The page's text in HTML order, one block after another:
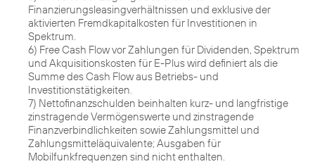
Finanzierungsleasingverhältnissen und exklusive der
aktivierten Fremdkapitalkosten für Investitionen in
Spektrum.
6) Free Cash Flow vor Zahlungen für Dividenden, Spektrum
und Akquisitionskosten für E-Plus wird definiert als die
Summe des Cash Flow aus Betriebs- und
Investitionstätigkeiten.
7) Nettofinanzschulden beinhalten kurz- und langfristige
zinstragende Vermögenswerte und zinstragende
Finanzverbindlichkeiten sowie Zahlungsmittel und
Zahlungsmitteläquivalente; Ausgaben für
Mobilfunkfrequenzen sind nicht enthalten.